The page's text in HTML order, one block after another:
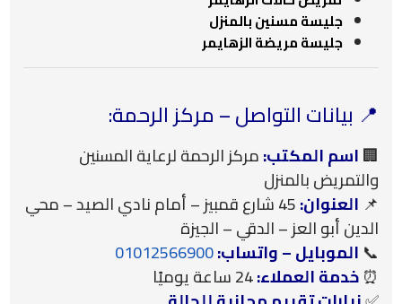
جليسة مسنين بالمنزل
جليسة مريضة الزهايمر
📍 بيانات التواصل – مركز الرحمة:
🏢اسم المكتب:مركز الرحمة لرعاية المسنين
والتمريض بالمنزل
📌 العنوان:
45 شارع قمبيز – أمام نادي الصيد – محي
الدين أبو العز – الدقي – الجيزة
📞 الموبايل – واتساب:01012566900
⏰خدمة العملاء:24 ساعة يوميًا